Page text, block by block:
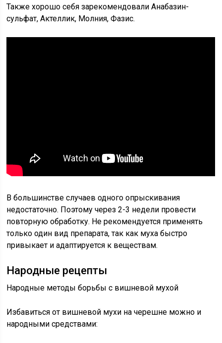
Также хорошо себя зарекомендовали Анабазин-
сульфат, Актеллик, Молния, Фазис.
В большинстве случаев одного опрыскивания
недостаточно. Поэтому через 2-3 недели провести
повторную обработку. Не рекомендуется применять
только один вид препарата, так как муха быстро
привыкает и адаптируется к веществам.
Народные рецепты
Народные методы борьбы с вишневой мухой
Избавиться от вишневой мухи на черешне можно и
народными средствами: